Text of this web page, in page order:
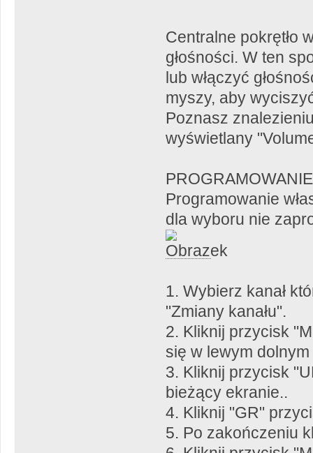
Centralne pokrętło
głośności. W ten
lub włączyć
myszy, aby
Poznasz
wyświetlany
Programowanie
dla wyboru nie
1. Wybierz kanał
"Zmiany kanału".
2. Kliknij przycisk
się w lewym
3. Kliknij przycisk
bieżący ekranie..
4. Kliknij "GR"
5. Po zakończeniu